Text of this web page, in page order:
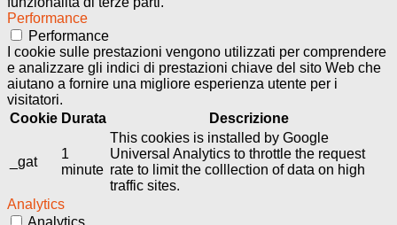
Performance
Performance
I cookie sulle prestazioni vengono utilizzati per comprendere
e analizzare gli indici di prestazioni chiave del sito Web che
aiutano a fornire una migliore esperienza utente per i
visitatori.
Cookie Durata Descrizione
_gat
1
minute
This cookies is installed by Google
Universal Analytics to throttle the request
rate to limit the colllection of data on high
traffic sites.
Analytics
Analytics